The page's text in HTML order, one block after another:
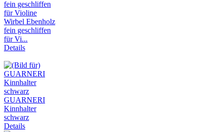
Wirbel Ebenholz
fein geschliffen
für Vi...
Details
GUARNERI
Kinnhalter
schwarz
Details